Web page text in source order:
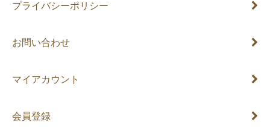
プライバシーポリシー
お問い合わせ
マイアカウント
会員登録